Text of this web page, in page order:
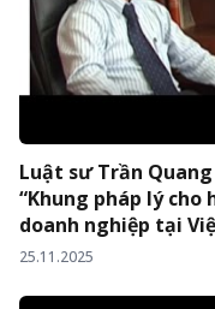
Luật sư Trần
“Khung pháp lý cho
doanh nghiệp tại
25.11.2025